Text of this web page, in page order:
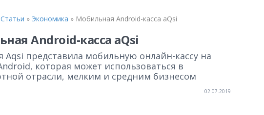
Статьи » Экономика » Мобильная Android-касса aQsi
Android-касса aQsi
Aqsi представила мобильную онлайн-кассу на
которая может использоваться в
отрасли, мелким и средним бизнесом
02.07.2019